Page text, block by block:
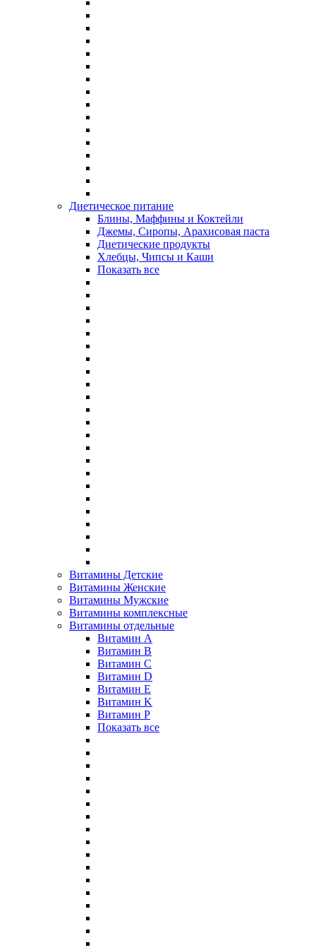
Диетическое питание
Блины, Маффины и Коктейли
Джемы, Сиропы, Арахисовая паста
Диетические продукты
Хлебцы, Чипсы и Каши
Показать все
Витамины Детские
Витамины Женские
Витамины Мужские
Витамины комплексные
Витамины отдельные
Витамин A
Витамин B
Витамин C
Витамин D
Витамин E
Витамин K
Витамин P
Показать все